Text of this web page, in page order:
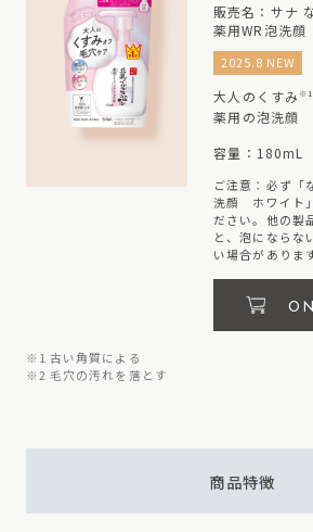
販売名：サナ
薬用WR泡洗
2025.8 NEW
大人のくすみ ※1
薬用の泡洗顔
容量：180mL
ご注意：必ず
洗顔 ホワイト
ださい。他の製
と、泡にならな
い場合があります
※1 古い角質による
※2 毛穴の汚れを落とす
商品特徴